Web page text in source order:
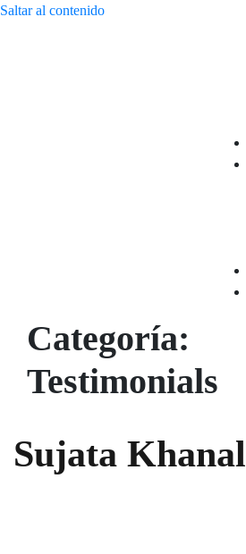
Saltar al contenido
Categoría:
Testimonials
Sujata Khanal